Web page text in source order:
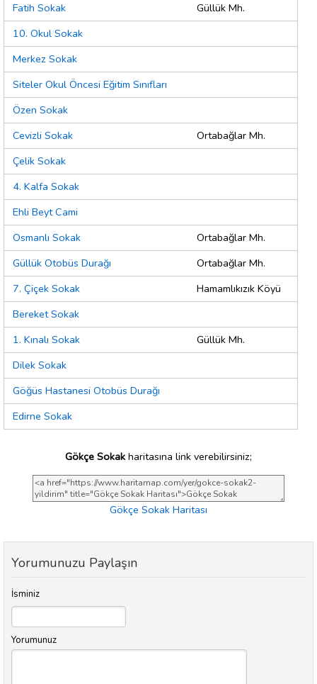
Fatih Sokak
Güllük Mh.
10. Okul Sokak
Merkez Sokak
Siteler Okul Öncesi Eğitim Sınıfları
Özen Sokak
Cevizli Sokak
Ortabağlar Mh.
Çelik Sokak
4. Kalfa Sokak
Ehli Beyt Cami
Osmanlı Sokak
Ortabağlar Mh.
Güllük Otobüs Durağı
Ortabağlar Mh.
7. Çiçek Sokak
Hamamlıkızık Köyü
Bereket Sokak
1. Kınalı Sokak
Güllük Mh.
Dilek Sokak
Göğüs Hastanesi Otobüs Durağı
Edirne Sokak
Gökçe Sokak haritasına link verebilirsiniz;
Gökçe Sokak Haritası
Yorumunuzu Paylaşın
İsminiz
Yorumunuz